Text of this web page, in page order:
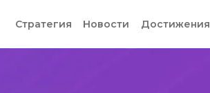
Стратегия Достижения
Новости